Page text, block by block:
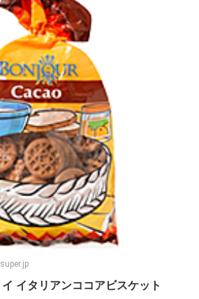
イタリアンココアビスケット